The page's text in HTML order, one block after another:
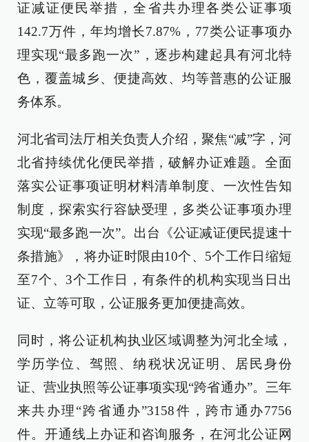
证减证便民举措，全省共办理各类公证事项
142.7万件，年均增长7.87%，77类公证事项办
理实现“最多跑一次”，逐步构建起具有河北特
色，覆盖城乡、便捷高效、均等普惠的公证服
务体系。
河北省司法厅相关负责人介绍，聚焦“减”字，河
北省持续优化便民举措，破解办证难题。全面
落实公证事项证明材料清单制度、一次性告知
制度，探索实行容缺受理，多类公证事项办理
实现“最多跑一次”。出台《公证减证便民提速十
条措施》，将办证时限由10个、5个工作日缩短
至7个、3个工作日，有条件的机构实现当日出
证、立等可取，公证服务更加便捷高效。
同时，将公证机构执业区域调整为河北全域，
学历学位、驾照、纳税状况证明、居民身份
证、营业执照等公证事项实现“跨省通办”。三年
来共办理“跨省通办”3158件，跨市通办7756
件。开通线上办证和咨询服务，在河北公证网